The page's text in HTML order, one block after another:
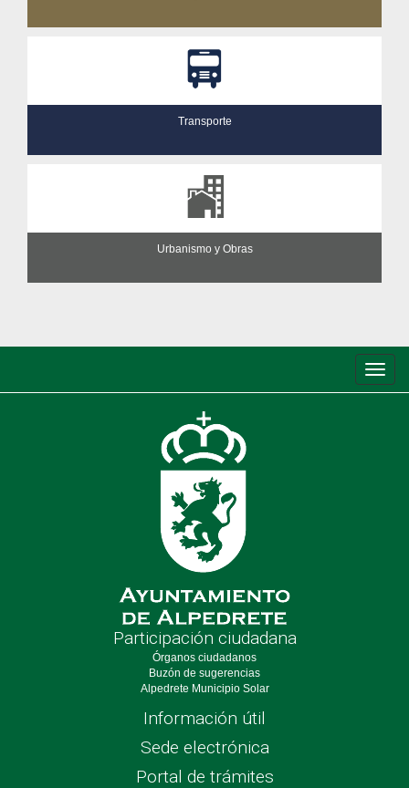
Transporte
Urbanismo y Obras
de
Participación ciudadana
Órganos ciudadanos
Buzón de sugerencias
Alpedrete Municipio Solar
Información útil
Sede electrónica
Portal de trámites